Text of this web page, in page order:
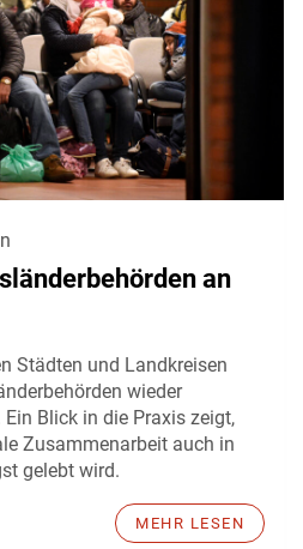
an
Städten und Landkreisen
wieder
Blick in die Praxis zeigt,
Zusammenarbeit auch in
gelebt wird.
MEHR LESEN